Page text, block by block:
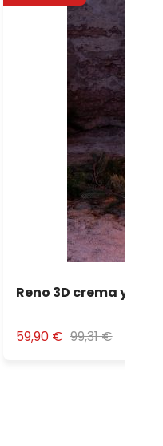
Reno 3D crema y
59,90 € 99,31 €